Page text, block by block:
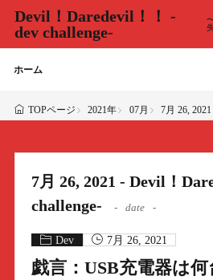
Devil！Daredevil！！ -
dev challenge-
ホーム
TOPページ 2021年 07月 7月 26,
7月 26, 2021 - Devil！
challenge-
date
Dev 7月 26, 2021
戯言：USB充電器は